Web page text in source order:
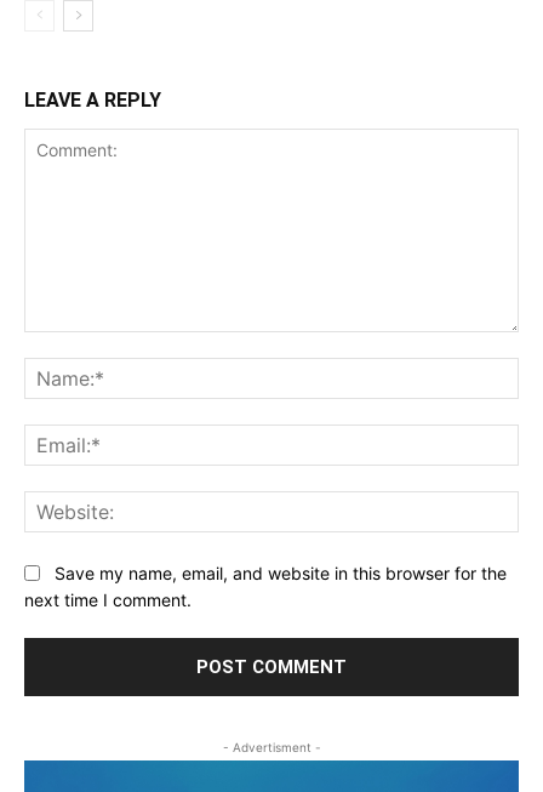
LEAVE A REPLY
Save my name, email, and website in this browser for the
next time I comment.
- Advertisment -